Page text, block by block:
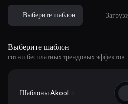
Выберите шаблон
Выберите шаблон
сотни бесплатных трендовых эффектов
Шаблоны Akool